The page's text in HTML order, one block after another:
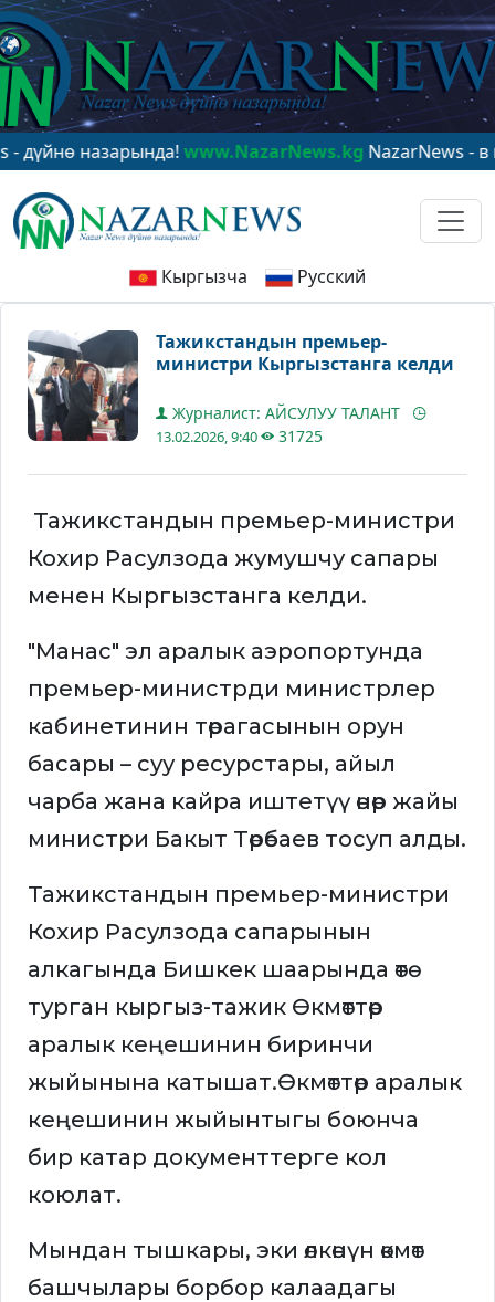
назарында!www.NazarNews.kgNazarNews - в
Кыргызча Русский
Тажикстандын премьер-
министри Кыргызстанга келди
Журналист: АЙСУЛУУ ТАЛАНТ
13.02.2026, 9:40 31725
Тажикстандын премьер-министри
Кохир Расулзода жумушчу сапары
менен Кыргызстанга келди.
"Манас" эл аралык аэропортунда
премьер-министрди министрлер
кабинетинин төрагасынын орун
басары – суу ресурстары, айыл
чарба жана кайра иштетүү өнөр жайы
министри Бакыт Төрөбаев тосуп алды.
Тажикстандын премьер-министри
Кохир Расулзода сапарынын
алкагында Бишкек шаарында өтө
турган кыргыз-тажик Өкмөттөр
аралык кеңешинин биринчи
жыйынына катышат.Өкмөттөр аралык
кеңешинин жыйынтыгы боюнча
бир катар документтерге кол
коюлат.
Мындан тышкары, эки өлкөнүн өкмөт
башчылары борбор калаадагы